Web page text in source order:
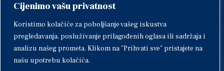
Cijenimo vašu privatnost
Koristimo kolačiće za poboljšanje vašeg iskustva
pregledavanja, posluživanje prilagođenih oglasa ili sadržaja i
analizu našeg prometa. Klikom na "Prihvati sve" pristajete na
našu upotrebu kolačića.
IBAN: HR1424020061829700009